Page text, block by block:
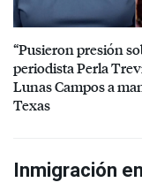
“Pusieron presión
periodista Perla
Lunas Campos a
Texas
Inmigración en